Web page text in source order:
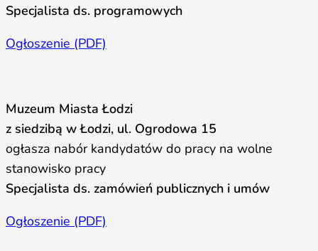
Specjalista ds. programowych
Ogłoszenie (PDF)
Muzeum Miasta Łodzi
z siedzibą w Łodzi, ul. Ogrodowa 15
ogłasza nabór kandydatów do pracy na wolne
stanowisko pracy
Specjalista ds. zamówień publicznych i umów
Ogłoszenie (PDF)